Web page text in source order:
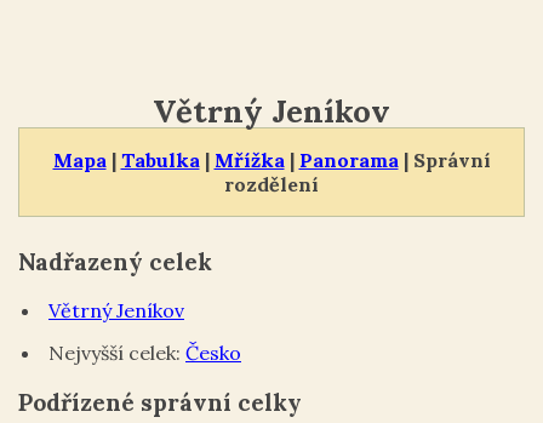
Mapa | Tabulka | Mřížka | Panorama | Správní
rozdělení
Větrný Jeníkov
Nadřazený celek
Větrný Jeníkov
Nejvyšší celek: Česko
Podřízené správní celky